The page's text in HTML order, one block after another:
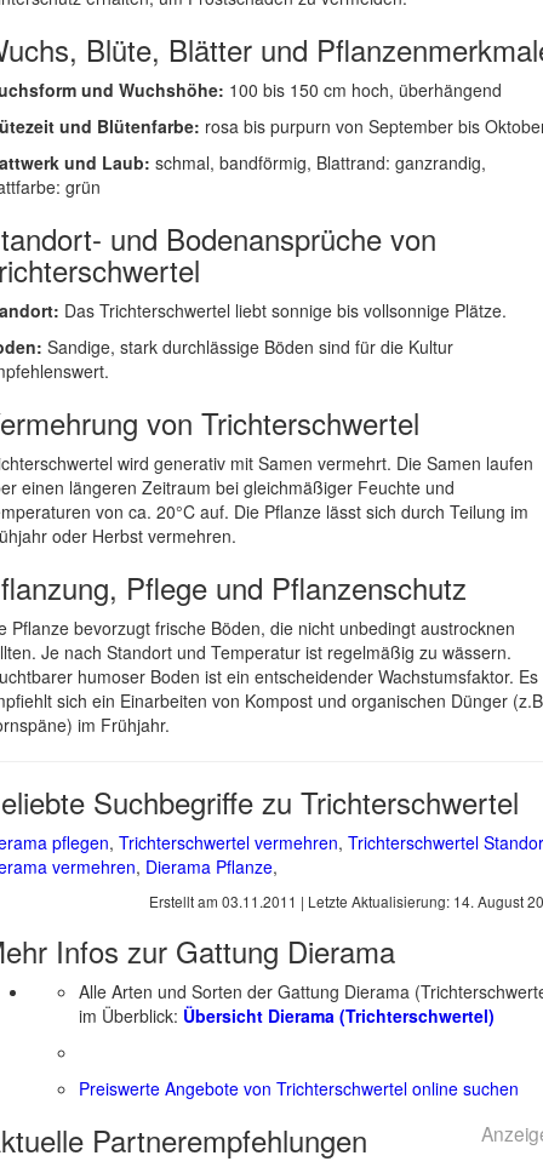
Blüte, Blätter und
und Wuchshöhe: 100 bis 150 cm hoch, überhängend
und Blütenfarbe: rosa bis purpurn von September bis
und Laub: schmal, bandförmig, Blattrand: ganzrandig,
grün
und Bodenansprüche von
Das Trichterschwertel liebt sonnige bis vollsonnige Plätze.
Sandige, stark durchlässige Böden sind für die Kultur
von Trichterschwertel
wird generativ mit Samen vermehrt. Die Samen laufen
einen längeren Zeitraum bei gleichmäßiger Feuchte und
von ca. 20°C auf. Die Pflanze lässt sich durch Teilung im
oder Herbst vermehren.
Pflege und Pflanzenschutz
Pflanze bevorzugt frische Böden, die nicht unbedingt austrocknen
Je nach Standort und Temperatur ist regelmäßig zu wässern.
humoser Boden ist ein entscheidender Wachstumsfaktor. Es
sich ein Einarbeiten von Kompost und organischen Dünger
im Frühjahr.
Suchbegriffe zu Trichterschwertel
pflegen, Trichterschwertel vermehren, Trichterschwertel
vermehren, Dierama Pflanze,
Erstellt am 03.11.2011 | Letzte Aktualisierung: 14. August
Infos zur Gattung Dierama
Alle Arten und Sorten der Gattung Dierama
im Überblick: Übersicht Dierama (Trichterschwertel)
Preiswerte Angebote von Trichterschwertel online suchen
Partnerempfehlungen